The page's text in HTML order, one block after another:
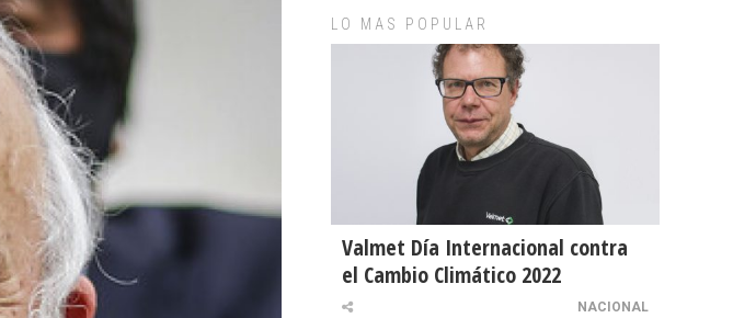
LO MAS POPULAR
Valmet Día Internacional contra
el Cambio Climático 2022
NACIONAL